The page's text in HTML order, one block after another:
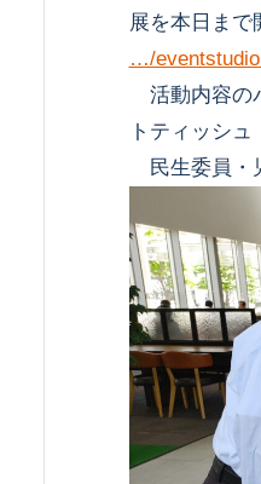
展を本日ま
…/
活動内容の
トティッシ
民生委員・